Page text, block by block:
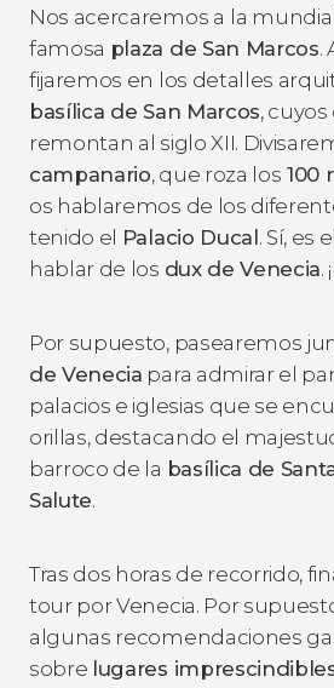
Nos acercaremos a la
famosa plaza de San Marcos.
fijaremos en los detalles
basílica de San Marcos,
remontan al siglo XII.
campanario, que roza los 100
os hablaremos de los
tenido el Palacio Ducal. Sí, es
hablar de los dux de Venecia.
Por supuesto, pasearemos
de Venecia para admirar el
palacios e iglesias que se
orillas, destacando el
barroco de la basílica de
Salute.
Tras dos horas de recorrido,
tour por Venecia. Por
algunas recomendaciones
sobre lugares